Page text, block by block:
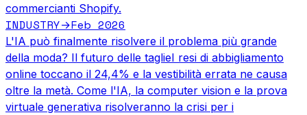
commercianti Shopify.
INDUSTRY→Feb 2026
L'IA può finalmente risolvere il problema più grande
della moda? Il futuro delle taglieI resi di abbigliamento
online toccano il 24,4% e la vestibilità errata ne causa
oltre la metà. Come l'IA, la computer vision e la prova
virtuale generativa risolveranno la crisi per i